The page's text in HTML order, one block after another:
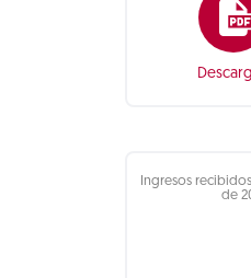
Ingresos
de